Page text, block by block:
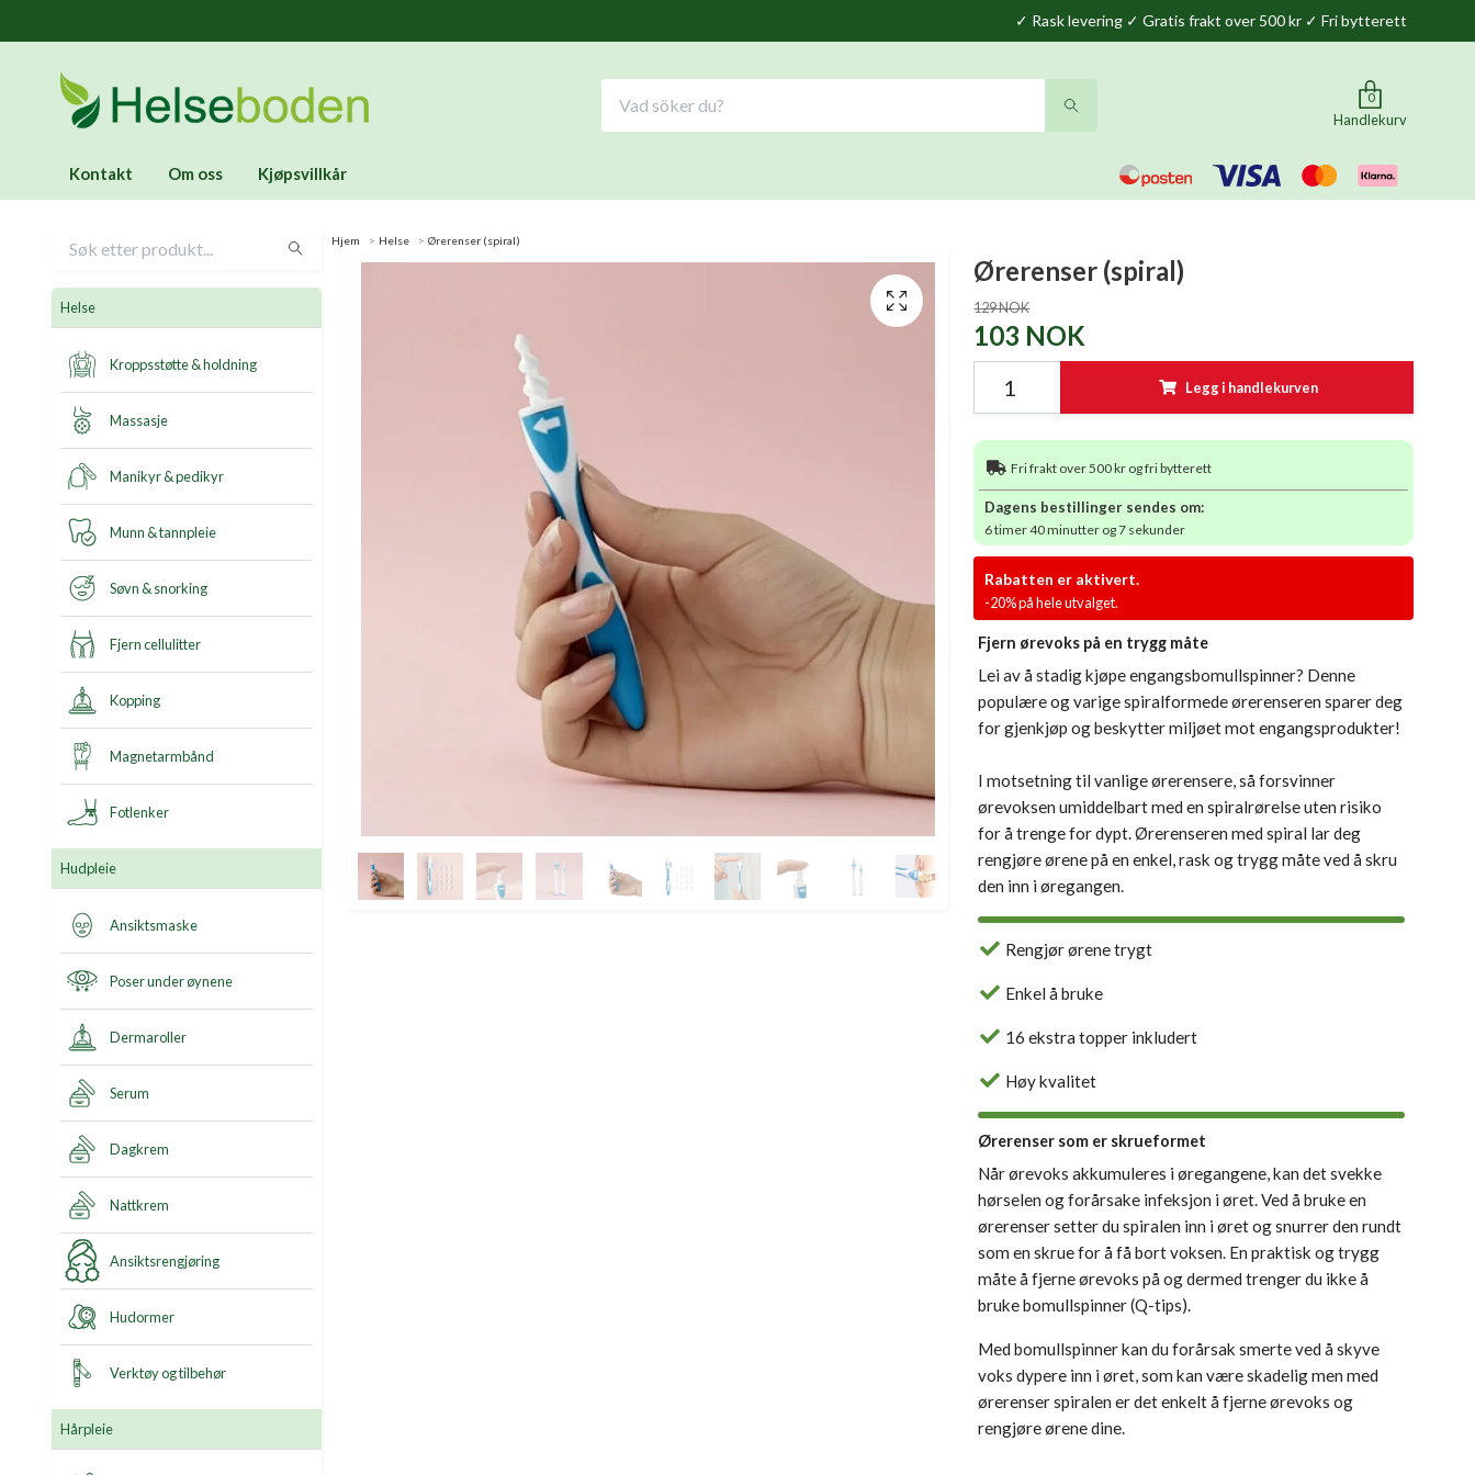
✓ Rask levering ✓ Gratis frakt over 500 kr ✓ Fri bytterett
0
Handlekurv
Kontakt Om oss Kjøpsvillkår
Helse
Kroppsstøtte & holdning
Massasje
Manikyr & pedikyr
Munn & tannpleie
Søvn & snorking
Fjern cellulitter
Kopping
Magnetarmbånd
Fotlenker
Hudpleie
Ansiktsmaske
Poser under øynene
Dermaroller
Serum
Dagkrem
Nattkrem
Ansiktsrengjøring
Hudormer
Verktøy og tilbehør
Hårpleie
Hjem Helse Ørerenser (spiral)
Ørerenser (spiral)
129 NOK
103 NOK
Legg i handlekurven
Fri frakt over 500 kr og fri bytterett
Dagens bestillinger sendes om:
6 timer 40 minutter og 6 sekunder
Rabatten er aktivert.
-20% på hele utvalget.
Fjern ørevoks på en trygg måte
Lei av å stadig kjøpe engangsbomullspinner? Denne
populære og varige spiralformede ørerenseren sparer deg
for gjenkjøp og beskytter miljøet mot engangsprodukter!
I motsetning til vanlige ørerensere, så forsvinner
ørevoksen umiddelbart med en spiralrørelse uten risiko
for å trenge for dypt. Ørerenseren med spiral lar deg
rengjøre ørene på en enkel, rask og trygg måte ved å skru
den inn i øregangen.
Rengjør ørene trygt
Enkel å bruke
16 ekstra topper inkludert
Høy kvalitet
Ørerenser som er skrueformet
Når ørevoks akkumuleres i øregangene, kan det svekke
hørselen og forårsake infeksjon i øret. Ved å bruke en
ørerenser setter du spiralen inn i øret og snurrer den rundt
som en skrue for å få bort voksen. En praktisk og trygg
måte å fjerne ørevoks på og dermed trenger du ikke å
bruke bomullspinner (Q-tips).
Med bomullspinner kan du forårsak smerte ved å skyve
voks dypere inn i øret, som kan være skadelig men med
ørerenser spiralen er det enkelt å fjerne ørevoks og
rengjøre ørene dine.